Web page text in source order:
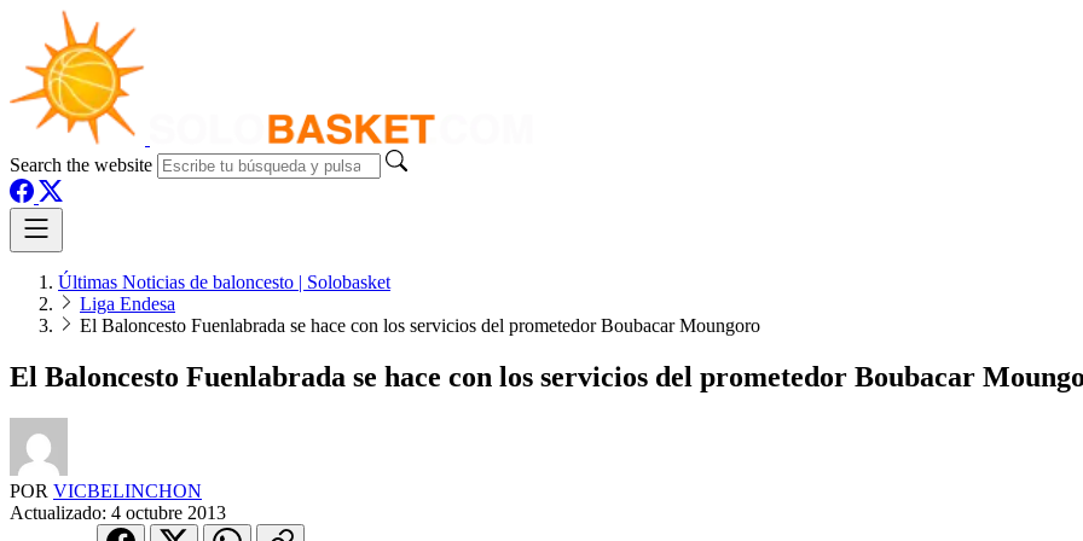
Search the website
Últimas Noticias de baloncesto | Solobasket
Liga Endesa
El Baloncesto Fuenlabrada se hace con los servicios del prometedor Boubacar Moungoro
El Baloncesto Fuenlabrada se hace con los servicios del prometedor Boubacar
POR VICBELINCHON
Actualizado: 4 octubre 2013